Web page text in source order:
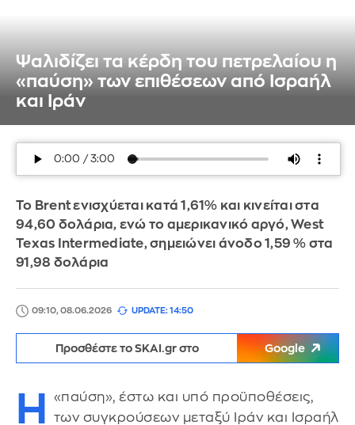
Ψαλιδίζει τα κέρδη του πετρελαίου η
«παύση» των επιθέσεων από Ισραήλ
και Ιράν
Το Brent ενισχύεται κατά 1,61% και κινείται στα
94,60 δολάρια, ενώ το αμερικανικό αργό, West
Texas Intermediate, σημειώνει άνοδο 1,59 % στα
91,98 δολάρια
09:10, 08.06.2026 UPDATE: 14:50
Προσθέστε το SKAI.gr στο Google
Η
«παύση», έστω και υπό προϋποθέσεις,
των συγκρούσεων μεταξύ Ιράν και Ισραήλ